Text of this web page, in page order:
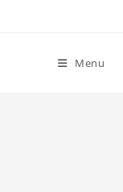
Menu